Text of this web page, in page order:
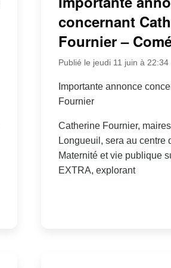
concernant
Fournier –
Publié le jeudi 11 juin à 22:34
Importante annonce
Fournier
Catherine Fournier,
Longueuil, sera au centre
Maternité et vie publique
EXTRA, explorant